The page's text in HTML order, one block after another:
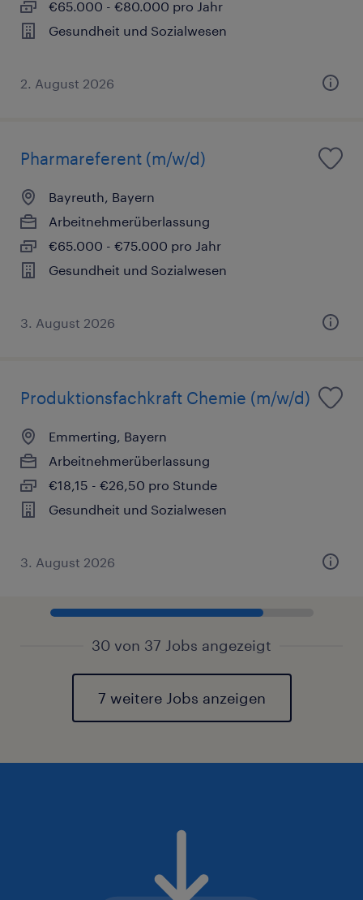
€65.000 - €80.000 pro Jahr
Gesundheit und Sozialwesen
2. August 2026
Pharmareferent (m/w/d)
Bayreuth, Bayern
Arbeitnehmerüberlassung
€65.000 - €75.000 pro Jahr
Gesundheit und Sozialwesen
3. August 2026
Produktionsfachkraft Chemie (m/w/d)
Emmerting, Bayern
Arbeitnehmerüberlassung
€18,15 - €26,50 pro Stunde
Gesundheit und Sozialwesen
3. August 2026
30 von 37 Jobs angezeigt
7 weitere Jobs anzeigen